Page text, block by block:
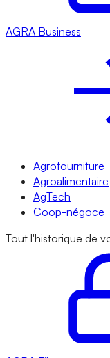
AGRA Business
Agrofourniture
Agroalimentaire
AgTech
Coop-négoce
Tout l'historique de